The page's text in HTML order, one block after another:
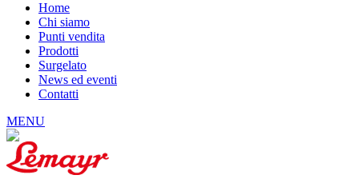
Home
Chi siamo
Punti vendita
Prodotti
Surgelato
News ed eventi
Contatti
MENU